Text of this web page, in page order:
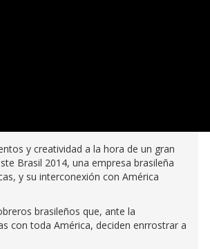
y creatividad a la hora de un gran
Brasil 2014, una empresa brasileña
y su interconexión con América
brasileños que, ante la
con toda América, deciden enrrostrar a